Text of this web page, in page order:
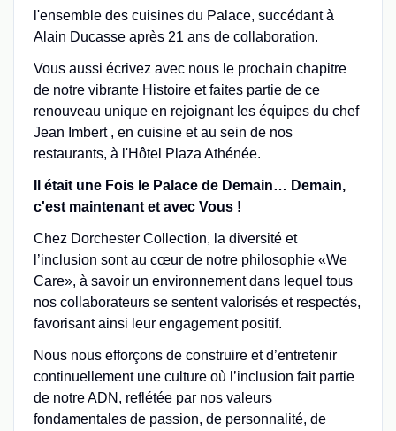
l'ensemble des cuisines du Palace, succédant à
Alain Ducasse après 21 ans de collaboration.
Vous aussi écrivez avec nous le prochain chapitre
de notre vibrante Histoire et faites partie de ce
renouveau unique en rejoignant les équipes du chef
Jean Imbert , en cuisine et au sein de nos
restaurants, à l'Hôtel Plaza Athénée.
Il était une Fois le Palace de Demain… Demain,
c'est maintenant et avec Vous !
Chez Dorchester Collection, la diversité et
l’inclusion sont au cœur de notre philosophie «We
Care», à savoir un environnement dans lequel tous
nos collaborateurs se sentent valorisés et respectés,
favorisant ainsi leur engagement positif.
Nous nous efforçons de construire et d’entretenir
continuellement une culture où l’inclusion fait partie
de notre ADN, reflétée par nos valeurs
fondamentales de passion, de personnalité, de